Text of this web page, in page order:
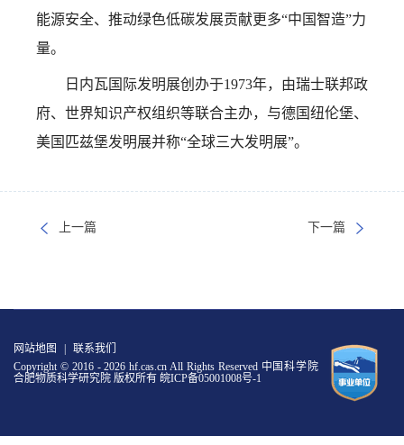
能源安全、推动绿色低碳发展贡献更多“中国智造”力
量。
日内瓦国际发明展创办于1973年，由瑞士联邦政
府、世界知识产权组织等联合主办，与德国纽伦堡、
美国匹兹堡发明展并称“全球三大发明展”。
上一篇 下一篇
网站地图
联系我们
Copyright © 2016 -2026 hf.cas.cn All Rights Reserved 中国科学院
合肥物质科学研究院 版权所有 皖ICP备05001008号-1